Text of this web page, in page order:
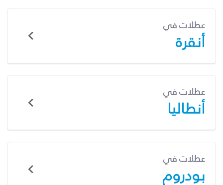
عطلات في
أنقرة
عطلات في
أنطاليا
عطلات في
بودروم